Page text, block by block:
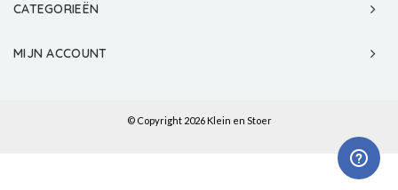
CATEGORIEËN
MIJN ACCOUNT
© Copyright 2026 Klein en Stoer